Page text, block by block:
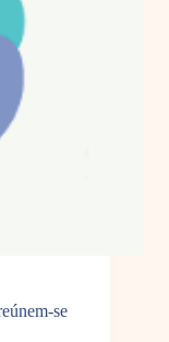
se